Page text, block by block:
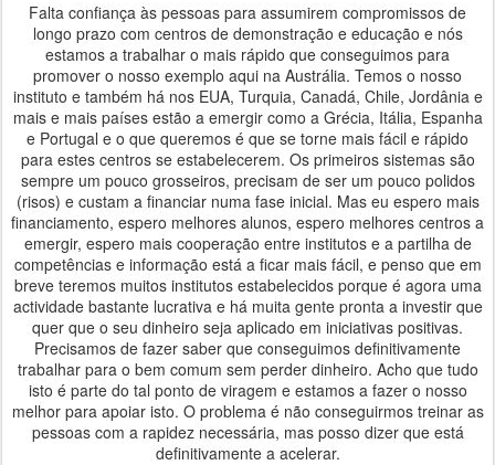
Falta confiança às pessoas para assumirem compromissos de
longo prazo com centros de demonstração e educação e nós
estamos a trabalhar o mais rápido que conseguimos para
promover o nosso exemplo aqui na Austrália. Temos o nosso
instituto e também há nos EUA, Turquia, Canadá, Chile, Jordânia e
mais e mais países estão a emergir como a Grécia, Itália, Espanha
e Portugal e o que queremos é que se torne mais fácil e rápido
para estes centros se estabelecerem. Os primeiros sistemas são
sempre um pouco grosseiros, precisam de ser um pouco polidos
(risos) e custam a financiar numa fase inicial. Mas eu espero mais
financiamento, espero melhores alunos, espero melhores centros a
emergir, espero mais cooperação entre institutos e a partilha de
competências e informação está a ficar mais fácil, e penso que em
breve teremos muitos institutos estabelecidos porque é agora uma
actividade bastante lucrativa e há muita gente pronta a investir que
quer que o seu dinheiro seja aplicado em iniciativas positivas.
Precisamos de fazer saber que conseguimos definitivamente
trabalhar para o bem comum sem perder dinheiro. Acho que tudo
isto é parte do tal ponto de viragem e estamos a fazer o nosso
melhor para apoiar isto. O problema é não conseguirmos treinar as
pessoas com a rapidez necessária, mas posso dizer que está
definitivamente a acelerar.